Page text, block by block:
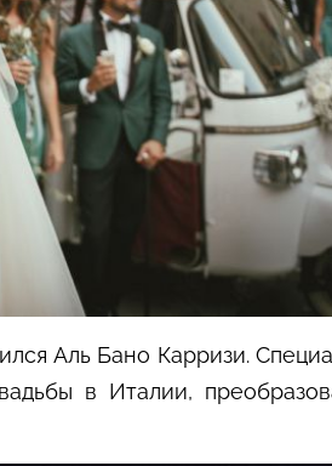
Аль Бано Карризи.
в Италии,